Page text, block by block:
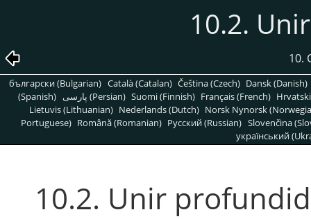
10.2.
10.
български (Bulgarian) Català (Catalan) Čeština (Czech) Dansk (Danish)
(Spanish)
پارسی (Persian) Suomi (Finnish) Français (French)
Lietuvis (Lithuanian) Nederlands (Dutch) Norsk Nynorsk
Portuguese) Română (Romanian) Pусский (Russian) Slovenčina
український
10.2. Unir